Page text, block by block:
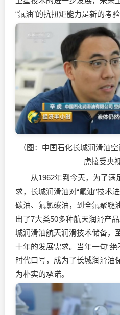
“氟油”的抗扭矩能力是新的考验
（图：中国石化长城润滑油
虎接受央
从1962年到今天，为了满
求，长城润滑油对“氟油”技术
碳油、氟氯碳油，到全氟聚醚
出了7大类50多种航天润滑产
城润滑油航天润滑技术储备，
十年的发展需求。当年一句“
时代口号，成为了长城润滑油
为朴实的承诺。